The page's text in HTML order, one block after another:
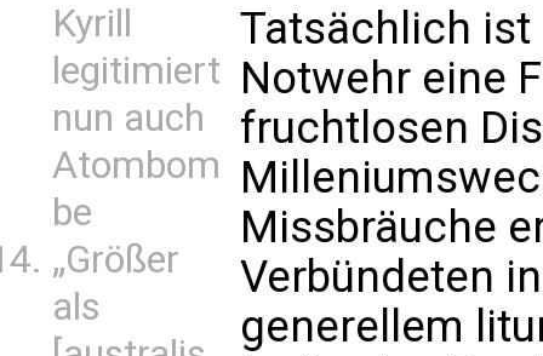
Kyrill
legitimiert
nun auch
Atombom
be
„Größer
als
Tatsächlich
Notwehr eine
fruchtlosen
Missbräuche
Verbündeten
generellem